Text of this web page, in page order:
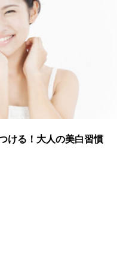
ける！大人の美白習慣